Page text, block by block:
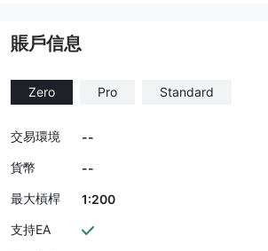
賬戶信息
Zero Pro Standard
交易環境
--
貨幣
--
最大槓桿
1:200
支持EA